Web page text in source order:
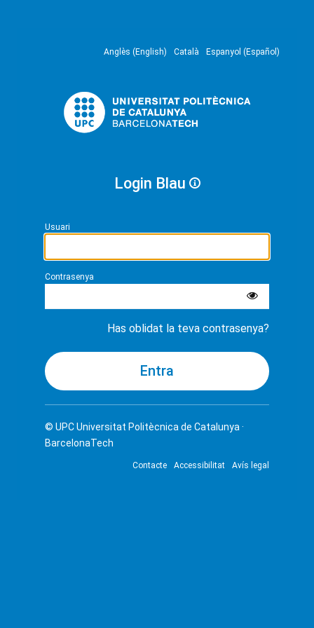
Anglès (English) Català Espanyol (Español)
Login Blau
Usuari
Contrasenya
Has oblidat la teva contrasenya?
© UPCUniversitat Politècnica de Catalunya ·
BarcelonaTech
Contacte Accessibilitat Avís legal